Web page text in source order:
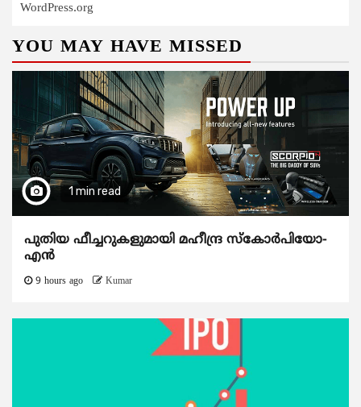
WordPress.org
YOU MAY HAVE MISSED
1 min read
പുതിയ ഫീച്ചറുകളുമായി മഹീന്ദ്ര സ്കോർപിയോ-
എൻ
9 hours ago Kumar